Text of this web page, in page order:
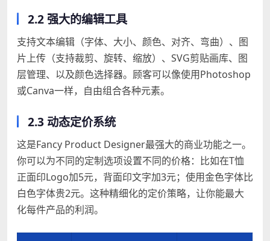
2.2 强大的编辑工具
支持文本编辑（字体、大小、颜色、对齐、弯曲）、图
片上传（支持裁剪、旋转、缩放）、SVG剪贴画库、图
层管理、以及颜色选择器。顾客可以像使用Photoshop
或Canva一样，自由组合各种元素。
2.3 动态定价系统
这是Fancy Product Designer最强大的商业功能之一。
你可以为不同的定制选项设置不同的价格：比如在T恤
正面印Logo加5元，背面印文字加3元；使用金色字体比
白色字体贵2元。这种精细化的定价策略，让你能最大
化每件产品的利润。